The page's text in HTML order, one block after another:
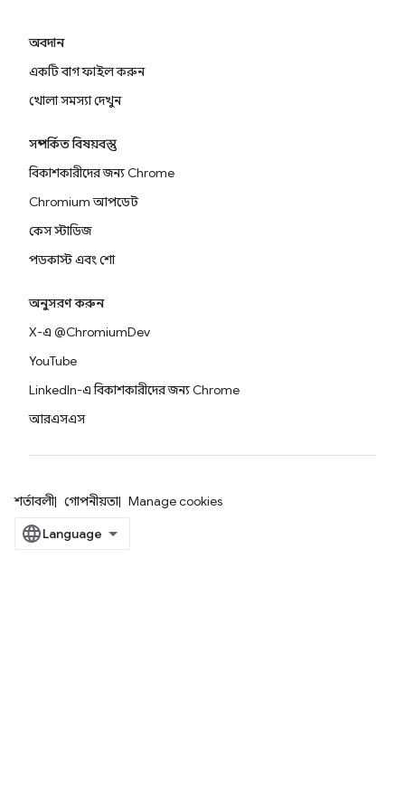
অবদান
একটি বাগ ফাইল করুন
খোলা সমস্যা দেখুন
সম্পর্কিত বিষয়বস্তু
বিকাশকারীদের জন্য Chrome
Chromium আপডেট
কেস স্টাডিজ
পডকাস্ট এবং শো
অনুসরণ করুন
X-এ @ChromiumDev
YouTube
LinkedIn-এ বিকাশকারীদের জন্য Chrome
আরএসএস
শর্তাবলী গোপনীয়তা Manage cookies